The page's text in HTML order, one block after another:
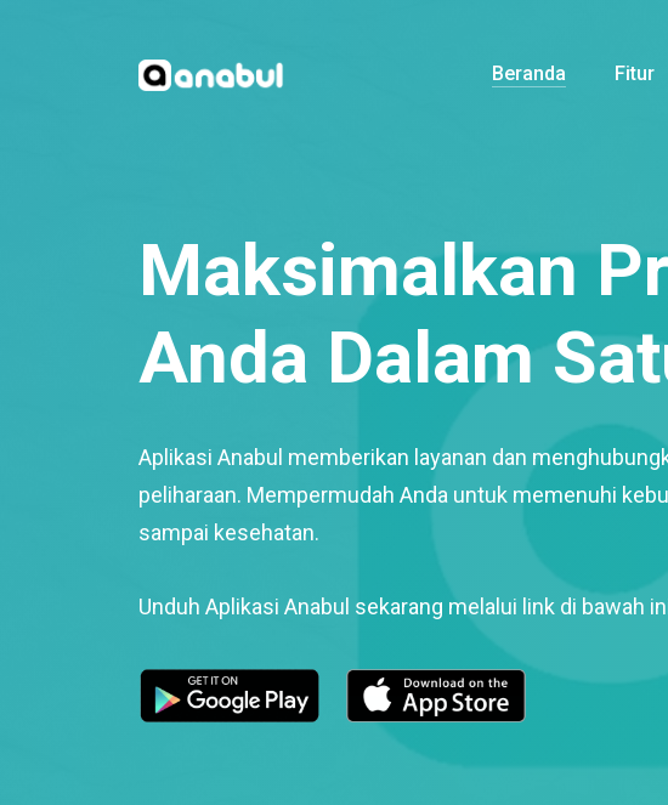
Beranda Fitur
Maksimalkan
Anda Dalam
Aplikasi Anabul memberikan layanan dan
peliharaan. Mempermudah Anda untuk memenuhi
sampai kesehatan.
Unduh Aplikasi Anabul sekarang melalui link di bawah